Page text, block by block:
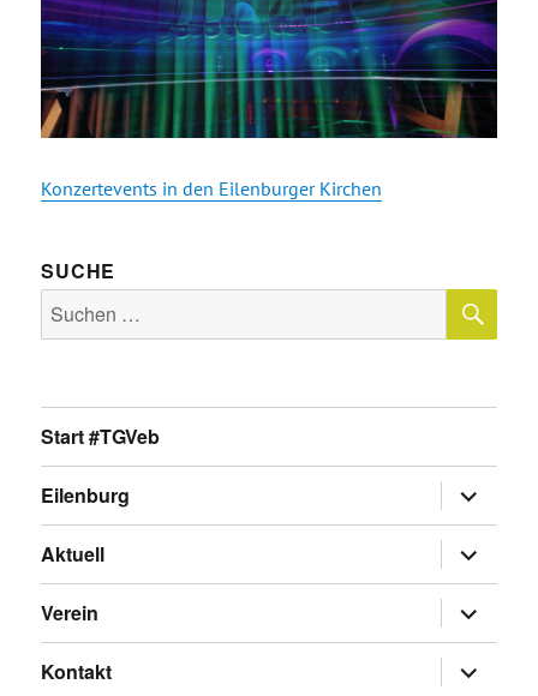
Konzertevents in den Eilenburger Kirchen
SUCHE
Suche
nach:
Start #TGVeb
Eilenburg
anzeigen
Aktuell
anzeigen
Verein
anzeigen
Kontakt
anzeigen